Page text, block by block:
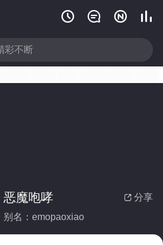
   
 分享
恶魔咆哮
别名：emopaoxiao